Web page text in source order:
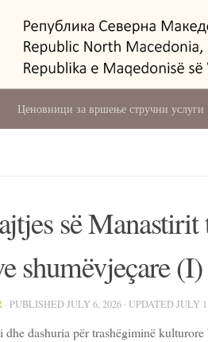
Ценовници за вршење стручни услуги
së
shumëvjeçare (I)
· PUBLISHEDJULY 6, 2026 · UPDATEDJULY
dashuria për trashëgiminë